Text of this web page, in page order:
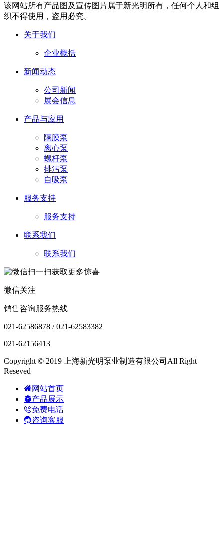
该网站所有产品图及宣传图片属于新光明所有，任何个人和组
织不得使用，盗用必究。
关于我们
企业概括
新闻动态
公司新闻
展会信息
产品与应用
隔膜泵
离心泵
螺杆泵
排污泵
自吸泵
服务支持
服务支持
联系我们
联系我们
微信关注
销售咨询服务热线
021-62586878 / 021-62583382
021-62156413
Copyright © 2019 上海新光明泵业制造有限公司All Right
Reseved
网站首页
产品展示
免费电话
咨询客服